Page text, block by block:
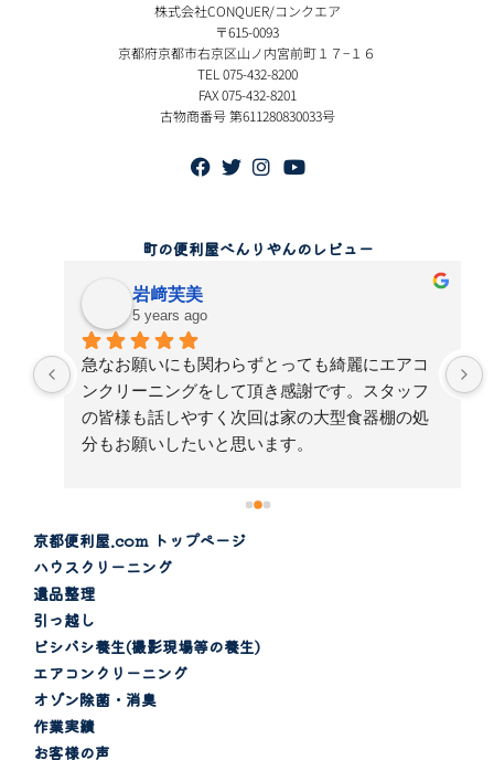
株式会社CONQUER/コンクエア
〒615-0093
京都府京都市右京区山ノ内宮前町１７−１６
TEL 075-432-8200
FAX 075-432-8201
古物商番号 第611280830033号
町の便利屋べんりやんのレビュー
岩﨑芙美
5 years ago
急なお願いにも関わらずとっても綺麗にエアコ
ンクリーニングをして頂き感謝です。スタッフ
の皆様も話しやすく次回は家の大型食器棚の処
分もお願いしたいと思います。
京都便利屋.com トップページ
ハウスクリーニング
遺品整理
引っ越し
ビシバシ養生(撮影現場等の養生)
エアコンクリーニング
オゾン除菌・消臭
作業実績
お客様の声